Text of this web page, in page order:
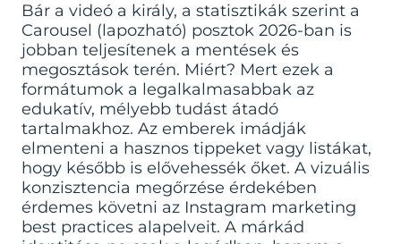
Bár a videó a király, a statisztikák szerint a
Carousel (lapozható) posztok 2026-ban is
jobban teljesítenek a mentések és
megosztások terén. Miért? Mert ezek a
formátumok a legalkalmasabbak az
edukatív, mélyebb tudást átadó
tartalmakhoz. Az emberek imádják
elmenteni a hasznos tippeket vagy listákat,
hogy később is elővehessék őket. A vizuális
konzisztencia megőrzése érdekében
érdemes követni az Instagram marketing
best practices alapelveit. A márkád